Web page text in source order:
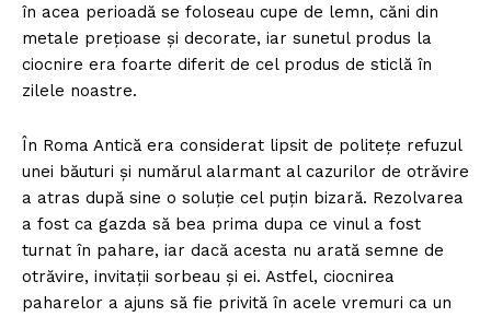
în acea perioadă se foloseau cupe de lemn, căni din
metale prețioase și decorate, iar sunetul produs la
ciocnire era foarte diferit de cel produs de sticlă în
zilele noastre.
În Roma Antică era considerat lipsit de politețe refuzul
unei băuturi și numărul alarmant al cazurilor de otrăvire
a atras după sine o soluție cel puțin bizară. Rezolvarea
a fost ca gazda să bea prima dupa ce vinul a fost
turnat în pahare, iar dacă acesta nu arată semne de
otrăvire, invitații sorbeau și ei. Astfel, ciocnirea
paharelor a ajuns să fie privită în acele vremuri ca un